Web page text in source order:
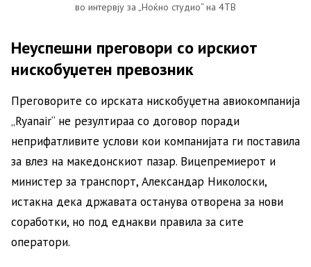
во интервју за „Ноќно студио“ на 4ТВ
Неуспешни преговори со ирскиот
нискобуџетен превозник
Преговорите со ирската нискобуџетна авиокомпанија
„Ryanair“ не резултираа со договор поради
неприфатливите услови кои компанијата ги поставила
за влез на македонскиот пазар. Вицепремиерот и
министер за транспорт, Александар Николоски,
истакна дека државата останува отворена за нови
соработки, но под еднакви правила за сите
оператори.